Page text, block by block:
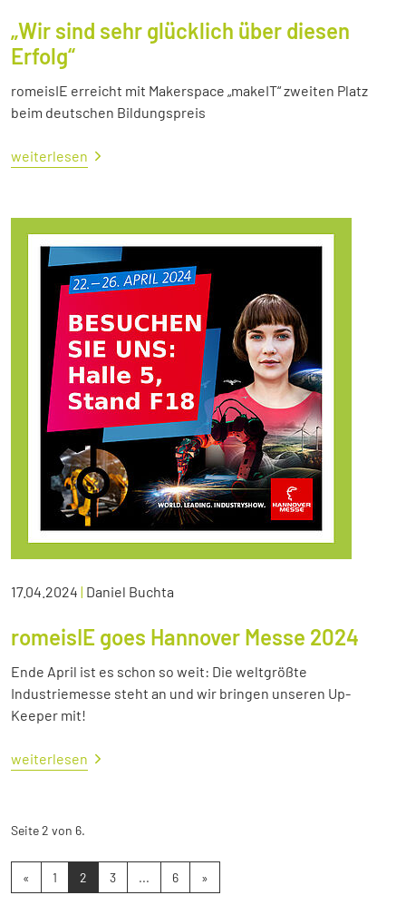
„Wir sind sehr glücklich über diesen
Erfolg“
romeisIE erreicht mit Makerspace „makeIT“ zweiten Platz
beim deutschen Bildungspreis
weiterlesen
17.04.2024 | Daniel Buchta
romeisIE goes Hannover Messe 2024
Ende April ist es schon so weit: Die weltgrößte
Industriemesse steht an und wir bringen unseren Up-
Keeper mit!
weiterlesen
Seite 2 von 6.
« 1 2 3 ... 6 »